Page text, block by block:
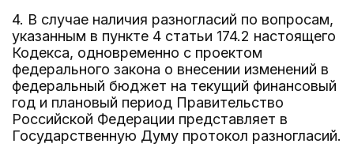
4. В случае наличия разногласий по вопросам,
указанным в пункте 4 статьи 174.2 настоящего
Кодекса, одновременно с проектом
федерального закона о внесении изменений в
федеральный бюджет на текущий финансовый
год и плановый период Правительство
Российской Федерации представляет в
Государственную Думу протокол разногласий.